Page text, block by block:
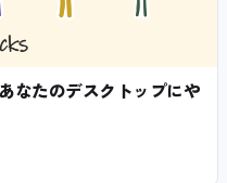
なたのデスクトップにや